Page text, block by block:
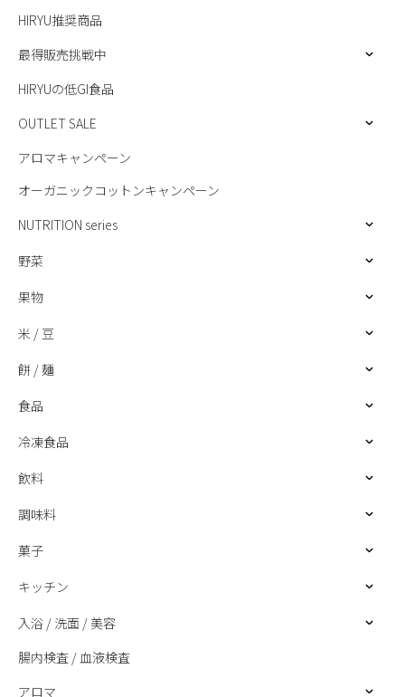
HIRYU推奨商品
最得販売挑戦中
HIRYUの低GI食品
OUTLET SALE
アロマキャンペーン
オーガニックコットンキャンペーン
NUTRITION series
野菜
果物
米 / 豆
餅 / 麺
食品
冷凍食品
飲料
調味料
菓子
キッチン
入浴 / 洗面 / 美容
腸内検査 / 血液検査
アロマ